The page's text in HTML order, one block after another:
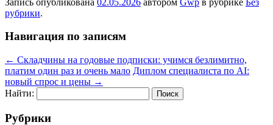
рубрики.
Навигация по записям
← Складчины на годовые подписки: учимся безлимитно,
платим один раз и очень мало Диплом специалиста по AI:
новый спрос и цены →
Найти:
Рубрики